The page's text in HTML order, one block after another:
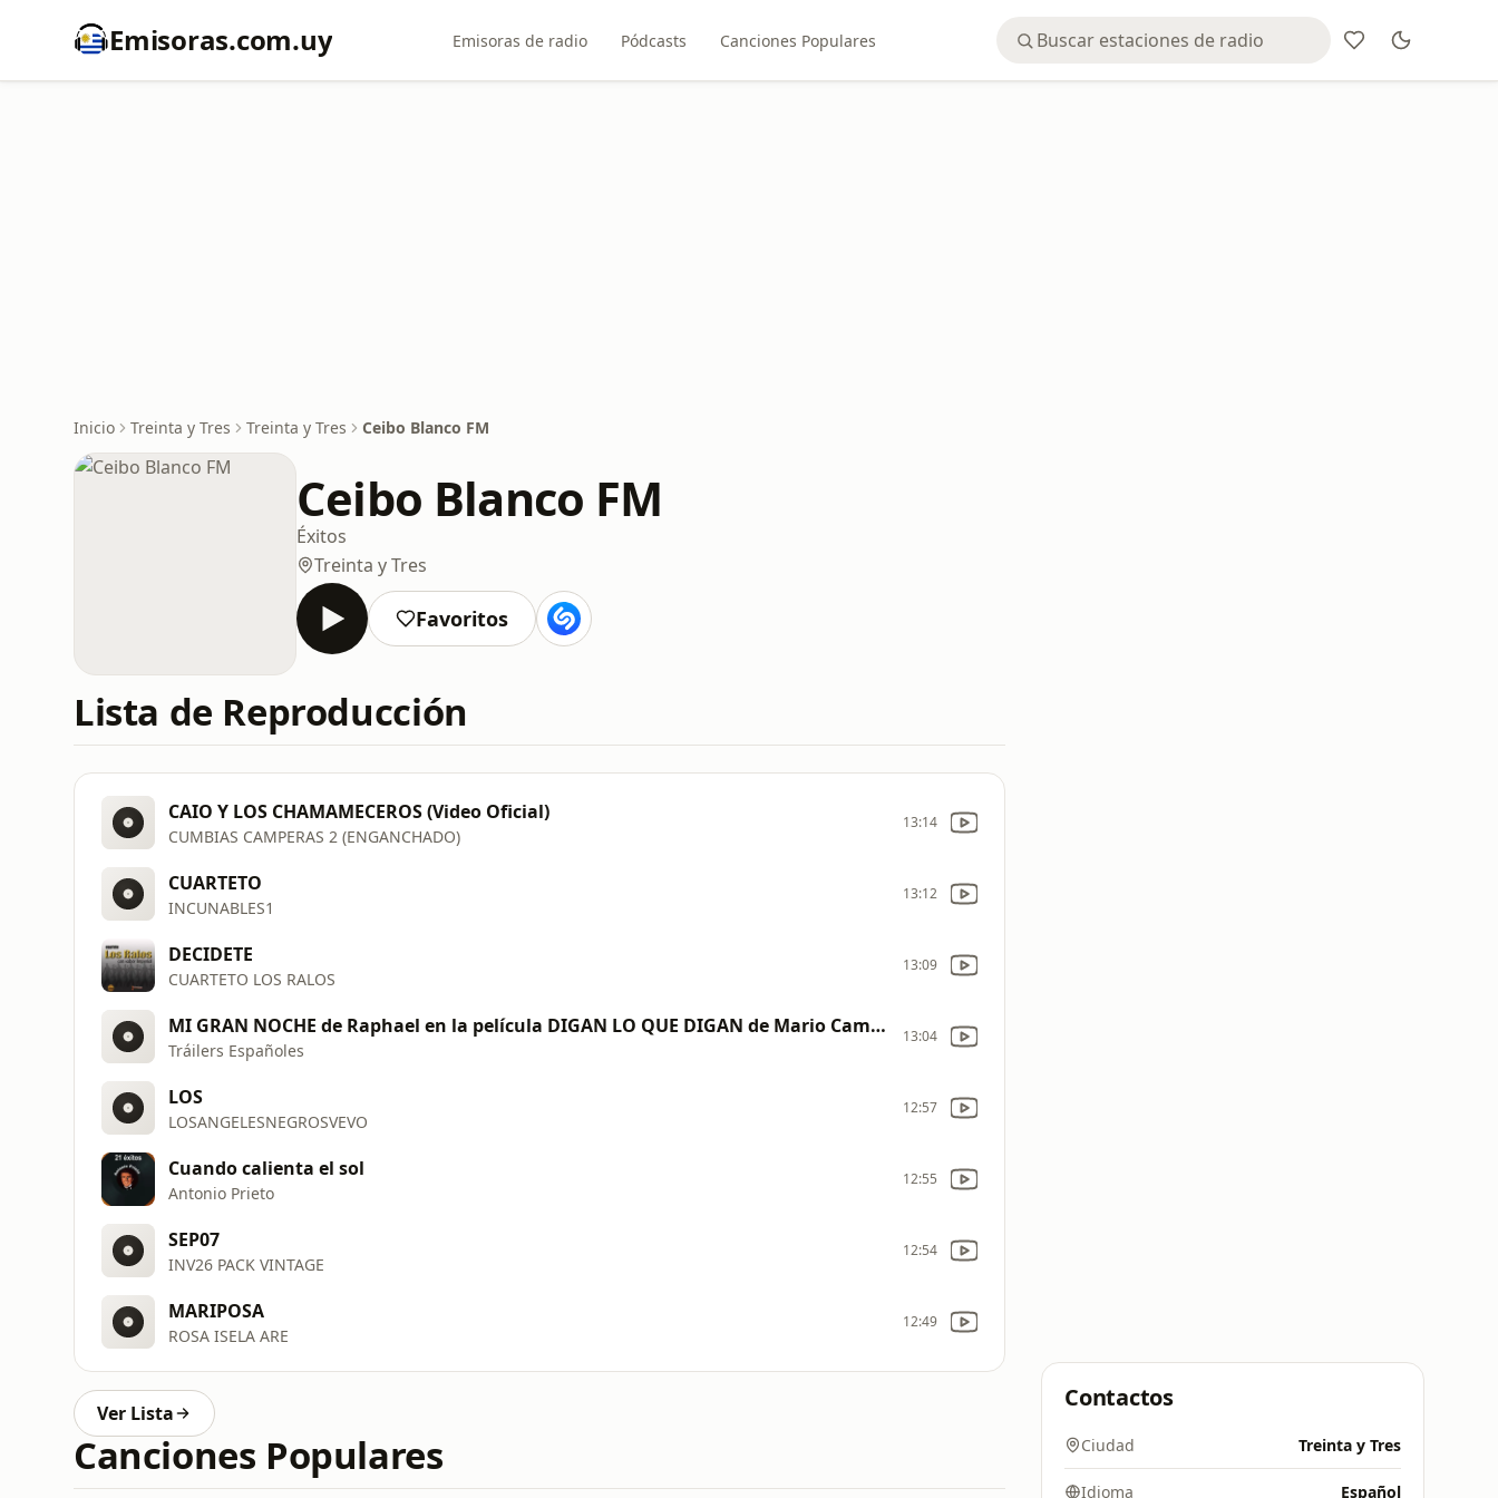
Emisoras.com.uy Emisoras de radio Pódcasts Canciones Populares
Inicio Treinta y Tres Treinta y Tres Ceibo Blanco FM
Ceibo Blanco FM
Éxitos
Treinta y Tres
Favoritos
Lista de Reproducción
CAIO Y LOS CHAMAMECEROS (Video Oficial)
CUMBIAS CAMPERAS 2 (ENGANCHADO)
13:14
CUARTETO
INCUNABLES1
13:12
DECIDETE
CUARTETO LOS RALOS
13:09
MI GRAN NOCHE de Raphael en la película DIGAN LO QUE DIGAN de Mario Camus
Tráilers Españoles
13:04
LOS
LOSANGELESNEGROSVEVO
12:57
Cuando calienta el sol
Antonio Prieto
12:55
SEP07
INV26 PACK VINTAGE
12:54
MARIPOSA
ROSA ISELA ARE
12:49
Ver Lista
Canciones Populares
Contactos
Ciudad Treinta y Tres
Idioma Español